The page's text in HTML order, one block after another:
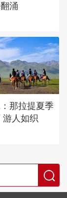
涌
那拉提夏季
游人如织